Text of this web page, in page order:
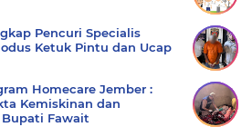
Pencuri Specialis
Ketuk Pintu dan Ucap
Homecare Jember :
Kemiskinan dan
Fawait